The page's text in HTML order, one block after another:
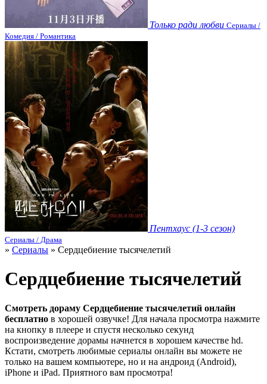
Только ради любви Сериалы /
Комедия / Романтика
Пентхаус (1-3 сезон)
Сериалы / Драма
» Сериалы » Сердцебиение тысячелетий
Сердцебиение тысячелетий
Смотреть дораму Сердцебиение тысячелетий онлайн
бесплатно в хорошей озвучке! Для начала просмотра нажмите
на кнопку в плеере и спустя несколько секунд
воспроизведение дорамы начнется в хорошем качестве hd.
Кстати, смотреть любимые сериалы онлайн вы можете не
только на вашем компьютере, но и на андроид (Android),
iPhone и iPad. Приятного вам просмотра!